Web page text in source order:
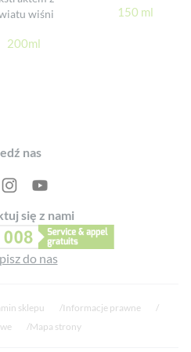
i pod nadzorem
skóry (100%*)
wrażliwej skóry (100%*)
moją skórę (100%*)
wysuszeniem (100%*)
wiśni
200ml
150 ml
nas
się z nami
do nas
sklepu
Informacje prawne
Mapa strony